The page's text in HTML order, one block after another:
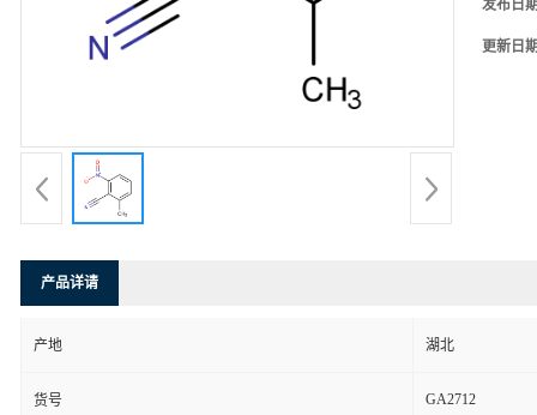
发布日
更新日
产品详请
产地 湖北
货号 GA2712